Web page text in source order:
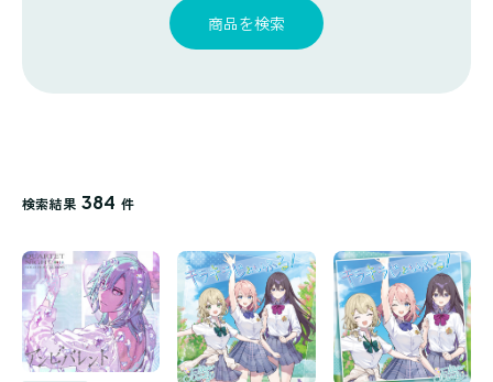
商品を検索
検索結果 384 件